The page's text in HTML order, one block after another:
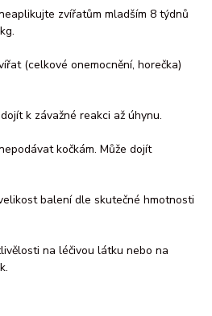
zvířatům mladším 8 týdnů
(celkové onemocnění, horečka)
k závažné reakci až úhynu.
kočkám. Může dojít
balení dle skutečné hmotnosti
na léčivou látku nebo na